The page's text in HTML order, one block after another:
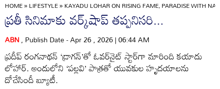
HOME»LIFESTYLE»KAYADU LOHAR ON RISING FAME, PARADISE WITH
ప్రతీ సినిమాకు వర్క్‌షాప్‌ తప్పనిసరి...
ABN, Publish Date - Apr 26 , 2026 | 06:44 AM
ప్రదీప్‌ రంగనాథన్‌ ‘డ్రాగన్‌’తో ఓవర్‌నైట్‌ స్టార్‌గా మారింది కయాదు
లోహార్‌. అందులోని ‘పల్లవి’ పాత్రతో యువకుల హృదయాలను
దోచేసిందీ బ్యూటీ.